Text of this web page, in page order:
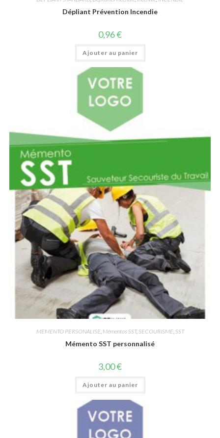
Dépliant Prévention Incendie
0,96€
Ajouter au panier
MEMENTO PERSONALISE, Mémentos SST, SECOURISME, SST
Mémento SST personnalisé
3,00€
Ajouter au panier